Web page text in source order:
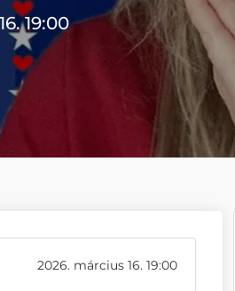
19:00
2026. március 16. 19:00